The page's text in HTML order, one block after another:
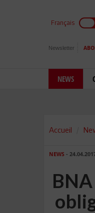
Français
Newsletter
NEWS
Accueil
NEWS -